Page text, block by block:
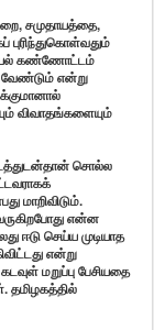
சமுதாயத்தை,
கண்ணோட்டம்
வேண்டும் என்று
விவாதங்களையும்
சொல்ல
மாறிவிடும்.
என்ன
ஈடு செய்ய முடியாத
என்று
மறுப்பு பேசியதை
தமிழகத்தில்